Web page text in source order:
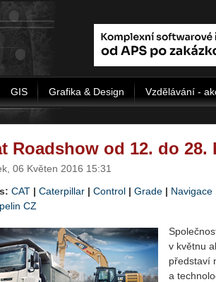
GIS Grafika & Design Vzdělávání -
Roadshow od 12. do 28.
06 Květen 2016 15:31
CAT | Caterpillar | Control | Grade | Navigace
CZ
v květnu
představí
a